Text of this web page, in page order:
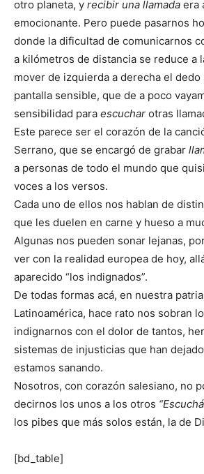
otro planeta, y recibir una llamada era
emocionante. Pero puede pasarnos
donde la dificultad de comunicarnos
a kilómetros de distancia se reduce a
mover de izquierda a derecha el
pantalla sensible, que de a poco
sensibilidad para escuchar otras
Este parece ser el corazón de la
Serrano, que se encargó de grabar
a personas de todo el mundo que
voces a los versos.
Cada uno de ellos nos hablan de
que les duelen en carne y hueso a
Algunas nos pueden sonar lejanas,
ver con la realidad europea de hoy,
aparecido “los indignados”.
De todas formas acá, en nuestra
Latinoamérica, hace rato nos sobran
indignarnos con el dolor de tantos,
sistemas de injusticias que han
estamos sanando.
Nosotros, con corazón salesiano, no
decirnos los unos a los otros
los pibes que más solos están, la de
[bd_table]